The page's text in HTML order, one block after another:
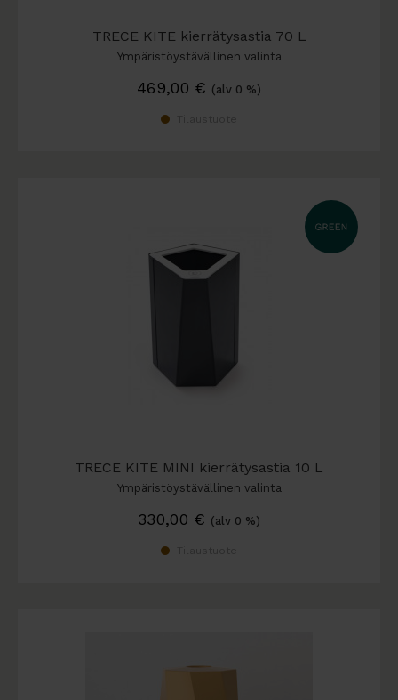
TRECE KITE kierrätysastia 70 L
Ympäristöystävällinen valinta
469,00 € (alv 0 %)
TRECE KITE MINI kierrätysastia 10 L
Ympäristöystävällinen valinta
330,00 € (alv 0 %)